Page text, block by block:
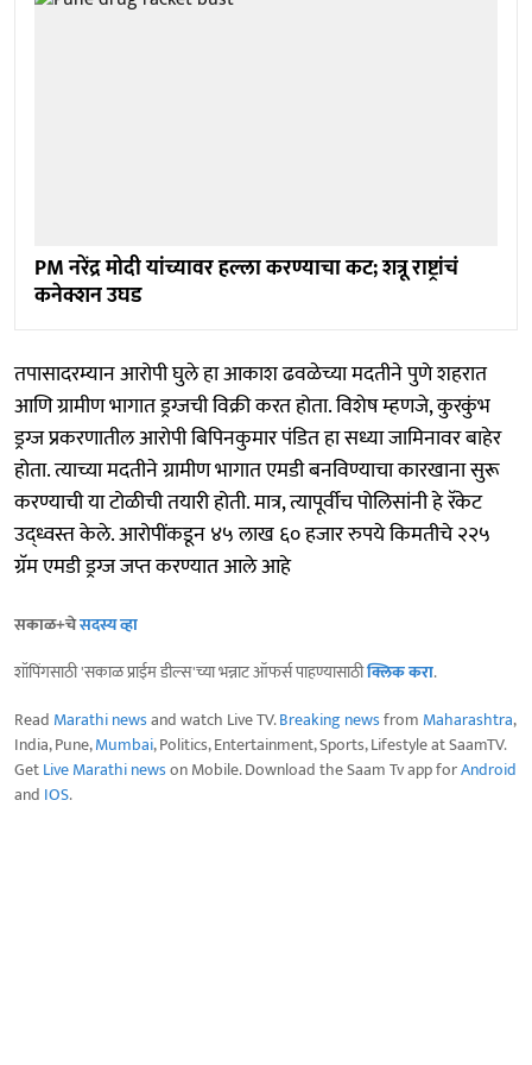
PM नरेंद्र मोदी यांच्यावर हल्ला करण्याचा कट; शत्रू राष्ट्रांचं
कनेक्शन उघड
तपासादरम्यान आरोपी घुले हा आकाश ढवळेच्या मदतीने पुणे शहरात
आणि ग्रामीण भागात ड्रग्जची विक्री करत होता. विशेष म्हणजे, कुरकुंभ
ड्रग्ज प्रकरणातील आरोपी बिपिनकुमार पंडित हा सध्या जामिनावर बाहेर
होता. त्याच्या मदतीने ग्रामीण भागात एमडी बनविण्याचा कारखाना सुरू
करण्याची या टोळीची तयारी होती. मात्र, त्यापूर्वीच पोलिसांनी हे रॅकेट
उद्ध्वस्त केले. आरोपींकडून ४५ लाख ६० हजार रुपये किमतीचे २२५
ग्रॅम एमडी ड्रग्ज जप्त करण्यात आले आहे
सकाळ+चेसदस्य व्हा
शॉपिंगसाठी 'सकाळ प्राईम डील्स'च्या भन्नाट ऑफर्स पाहण्यासाठीक्लिक करा.
Read Marathi newsand watch Live TV.Breaking newsfrom Maharashtra,
India, Pune,Mumbai, Politics, Entertainment, Sports, Lifestyle at SaamTV.
GetLive Marathi newson Mobile. Download the Saam Tv app forAndroid
and IOS.